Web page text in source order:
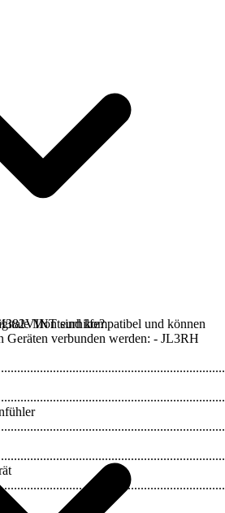
sind kompatibel und können
Geräten verbunden werden: - JL3RH
Monteurhilfe?